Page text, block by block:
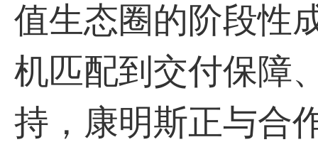
值生态圈的阶段性
机匹配到交付保障
持，康明斯正与合